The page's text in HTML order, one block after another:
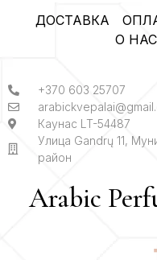
ДОСТАВКА
О НАС
+370 603 25707
Каунас LT-54487
Улица Gandrų 11,
район
Arabic